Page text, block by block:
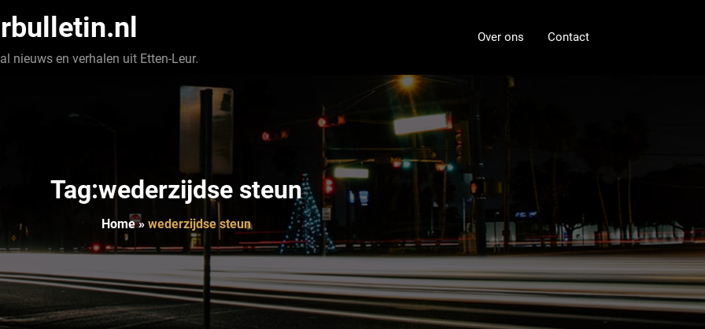
nieuws en verhalen uit Etten-Leur.
Over ons Contact
Tag:wederzijdse steun
Home» wederzijdse steun